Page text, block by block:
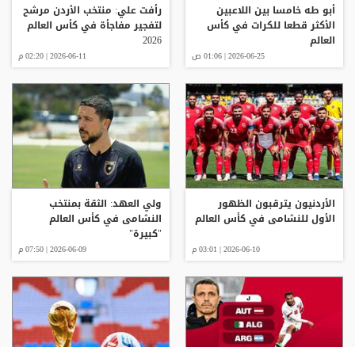
أبو طه خامسا بين اللاعبين
الأكثر قطعا للكرات في كأس
العالم
2026-06-25 | 01:06 ص
رأفت علي: منتخب الأردن مرشح
لتفجير مفاجأة في كأس العالم
2026
2026-06-11 | 02:20 م
الأردنيون يترقبون الظهور
الأول للنشامى في كأس العالم
2026-06-10 | 03:01 م
ولي العهد: الثقة بمنتخب
النشامى في كأس العالم
"كبيرة"
2026-06-09 | 07:50 م